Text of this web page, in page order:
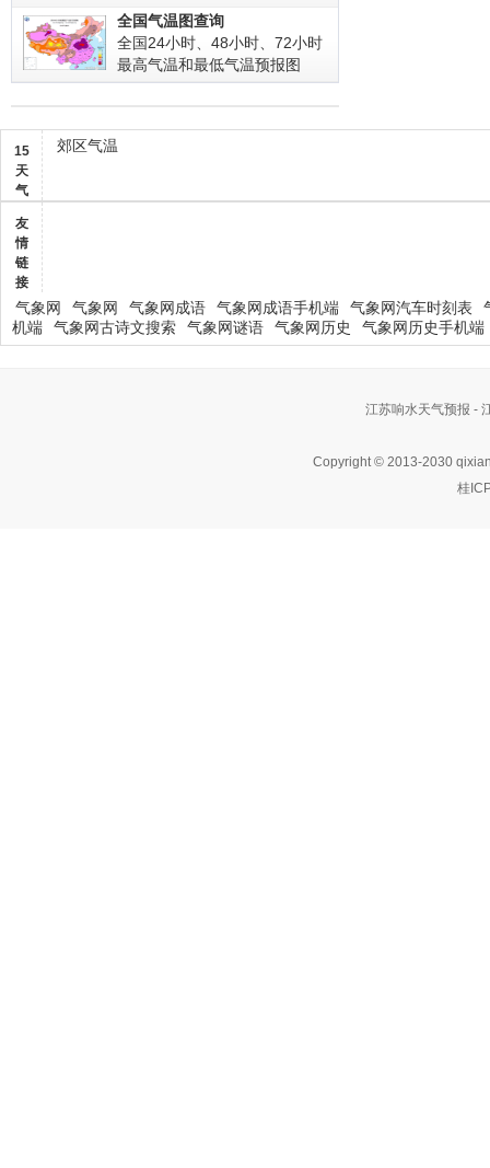
全国气温图查询
全国24小时、48小时、72小时
最高气温和最低气温预报图
15
天
气
郊区气温
友
情
链
接
气象网 气象网 气象网成语 气象网成语手机端 气象网汽车时刻表
机端
气象网古诗文搜索 气象网谜语 气象网历史 气象网历史手机端
江苏响水天气预报 -
Copyright © 2013-2030
桂